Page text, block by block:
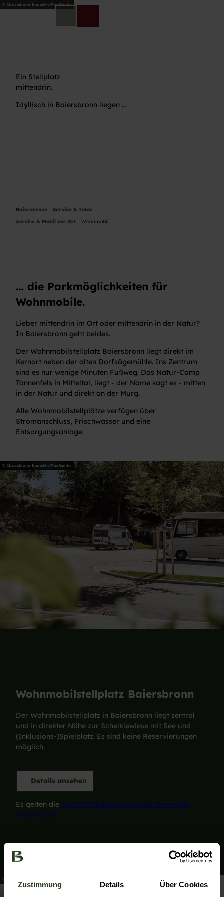
Zustimmung Details Über Cookies
Z© Baiersbronn Touristik / Max Günter
Ein Stellplatz
mittendrin.
Idyllisch in Baiersbronn liegen …
Baiersbronn
Service & Infos
Anreise & Mobil vor Ort
Wohnmobil
… die Parkmöglichkeiten für
Wohnmobile.
Lieber mittendrin im Ort oder mittendrin in der Natur?
In Baiersbronn geht beides.
Der Wohnmobilstellplatz Baiersbronn liegt direkt im
Kernort neben der alten Dorfsägemühle. Ins Zentrum
sind es nur wenige Minuten Fußweg. Das Natur-Camp
Tannenfels in Mitteltal, liegt - der Name sagt es - mitten
in der Natur und direkt an der Murg.
Alle Wohnmobilstellplätze verfügen über
Stromanschluss, Frischwasser und eine
Entsorgungsanlage.
© Baiersbronn Touristik / Max Günter
Wohnmobilstellplatz Baiersbronn
Der Wohnmobilstellplatz in Baiersbronn liegt zentral
und in direkter Nähe zur Schelklewiese mit See und
(Inklusions-)Spielplatz. Es sind keine Reservierungen
möglich.
Details ansehen
Es gelten die Geschäftsbedingungen der Gemeinde
Baiersbronn